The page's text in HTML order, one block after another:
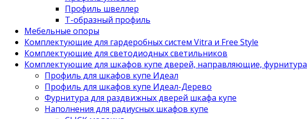
Профиль швеллер
Т-образный профиль
Мебельные опоры
Комплектующие для гардеробных систем Vitra и Free Style
Комплектующие для светодиодных светильников
Комплектующие для шкафов купе дверей, направляющие, фурнитура
Профиль для шкафов купе Идеал
Профиль для шкафов купе Идеал-Дерево
Фурнитура для раздвижных дверей шкафа купе
Наполнения для радиусных шкафов купе